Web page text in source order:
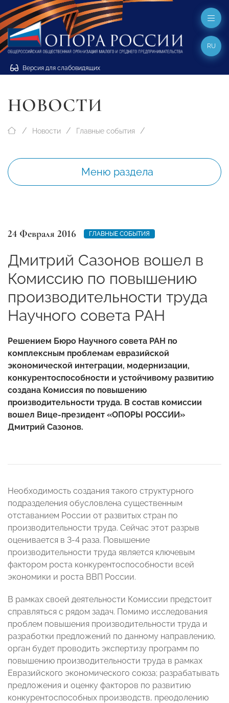
Версия для слабовидящих
RU
НОВОСТИ
Новости Главные события
Меню раздела
24 Февраля 2016 ГЛАВНЫЕ СОБЫТИЯ
Дмитрий Сазонов вошел в
Комиссию по повышению
производительности труда
Научного совета РАН
Решением Бюро Научного совета РАН по
комплексным проблемам евразийской
экономической интеграции, модернизации,
конкурентоспособности и устойчивому развитию
создана Комиссия по повышению
производительности труда. В состав комиссии
вошел Вице-президент «ОПОРЫ РОССИИ»
Дмитрий Сазонов.
Необходимость создания такого структурного
подразделения обусловлена существенным
отставанием России от развитых стран по
производительности труда. Сейчас этот разрыв
оценивается в 3-4 раза. Повышение
производительности труда является ключевым
фактором роста конкурентоспособности всей
экономики и роста ВВП России.
В рамках своей деятельности Комиссии предстоит
справляться с рядом задач. Помимо исследования
проблем повышения производительности труда и
разработки предложений по данному направлению,
орган будет проводить экспертизу программ по
повышению производительности труда в рамках
Евразийского экономического союза; разрабатывать
предложения и оценку факторов по развитию
конкурентоспособных производств, преодолению